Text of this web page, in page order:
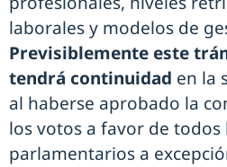
laborales y modelos de
Previsiblemente este
tendrá continuidad en la
al haberse aprobado la
los votos a favor de
parlamentarios a